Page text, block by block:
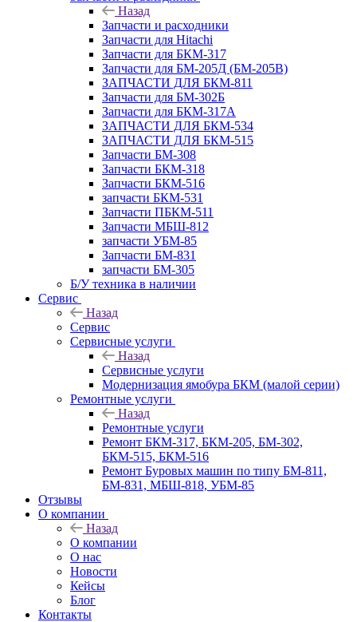
Назад
Запчасти и расходники
Запчасти для Hitachi
Запчасти для БКМ-317
Запчасти для БМ-205Д (БМ-205В)
ЗАПЧАСТИ ДЛЯ БКМ-811
Запчасти для БМ-302Б
Запчасти для БКМ-317А
ЗАПЧАСТИ ДЛЯ БКМ-534
ЗАПЧАСТИ ДЛЯ БКМ-515
Запчасти БМ-308
Запчасти БКМ-318
Запчасти БКМ-516
запчасти БКМ-531
Запчасти ПБКМ-511
Запчасти МБШ-812
запчасти УБМ-85
Запчасти БМ-831
запчасти БМ-305
Б/У техника в наличии
Сервис
Назад
Сервис
Сервисные услуги
Назад
Сервисные услуги
Модернизация ямобура БКМ (малой серии)
Ремонтные услуги
Назад
Ремонтные услуги
Ремонт БКМ-317, БКМ-205, БМ-302,
БКМ-515, БКМ-516
Ремонт Буровых машин по типу БМ-811,
БМ-831, МБШ-818, УБМ-85
Отзывы
О компании
Назад
О компании
О нас
Новости
Кейсы
Блог
Контакты